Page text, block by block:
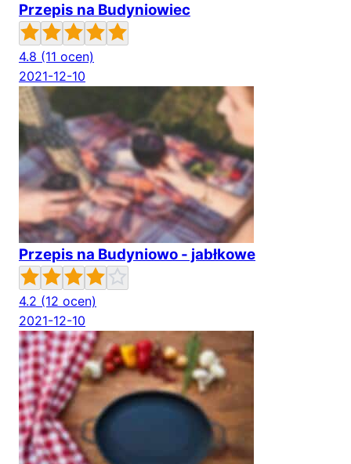
Przepis na Budyniowiec
4.8 (11 ocen)
2021-12-10
Przepis na Budyniowo - jabłkowe
4.2 (12 ocen)
2021-12-10